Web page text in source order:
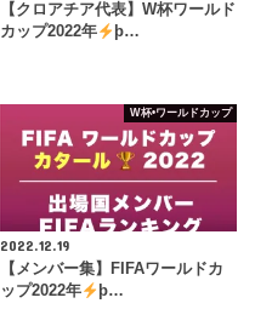
【クロアチア代表】W杯ワールド
カップ2022年
þ…
W杯•ワールドカップ
2022.12.19
【メンバー集】FIFAワールドカ
ップ2022年
þ…